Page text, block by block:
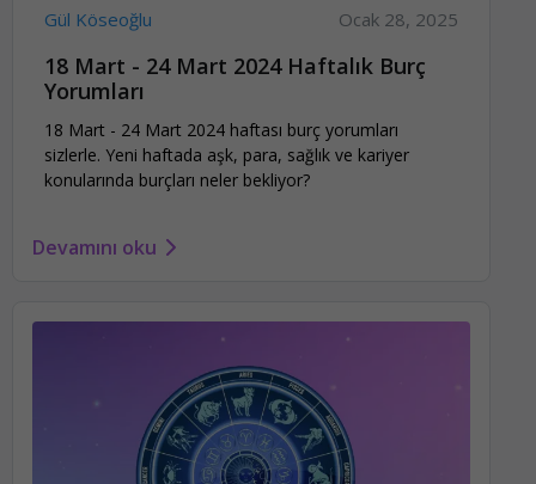
Gül Köseoğlu Ocak 28, 2025
18 Mart - 24 Mart 2024 Haftalık Burç
Yorumları
18 Mart - 24 Mart 2024 haftası burç yorumları
sizlerle. Yeni haftada aşk, para, sağlık ve kariyer
konularında burçları neler bekliyor?
Devamını oku